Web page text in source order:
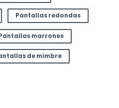
Pantallas redondas
marrones
de mimbre